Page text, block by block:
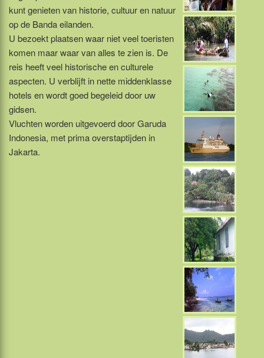
kunt genieten van historie, cultuur en natuur
op de Banda eilanden.
U bezoekt plaatsen waar niet veel toeristen
komen maar waar van alles te zien is. De
reis heeft veel historische en culturele
aspecten. U verblijft in nette middenklasse
hotels en wordt goed begeleid door uw
gidsen.
Vluchten worden uitgevoerd door Garuda
Indonesia, met prima overstaptijden in
Jakarta.